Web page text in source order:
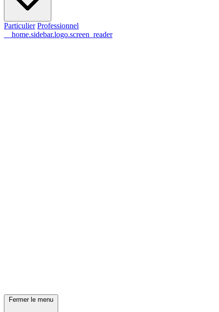
Particulier Professionnel
__home.sidebar.logo.screen_reader
Fermer le menu